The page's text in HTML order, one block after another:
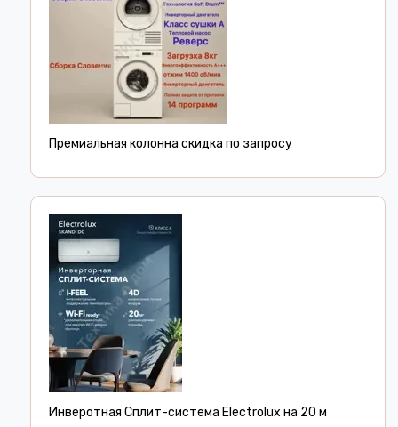
Премиальная колонна скидка по запросу
Инверотная Сплит-система Electrolux на 20 м